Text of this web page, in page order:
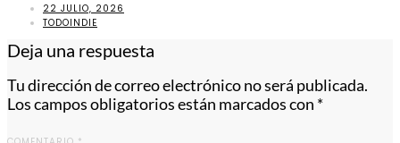
22 JULIO, 2026
TODOINDIE
Deja una respuesta
Tu dirección de correo electrónico no será publicada.
Los campos obligatorios están marcados con *